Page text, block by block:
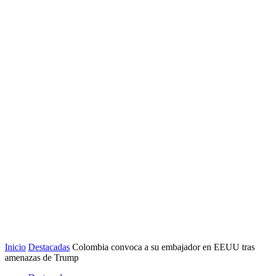
Inicio Destacadas Colombia convoca a su embajador en EEUU tras
amenazas de Trump